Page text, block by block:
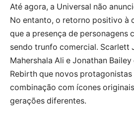
Até agora, a Universal não
No entanto, o retorno positivo à
que a presença de personagens
sendo trunfo comercial. Scarlett
Mahershala Ali e Jonathan
Rebirth que novos protagonistas
combinação com ícones
gerações diferentes.